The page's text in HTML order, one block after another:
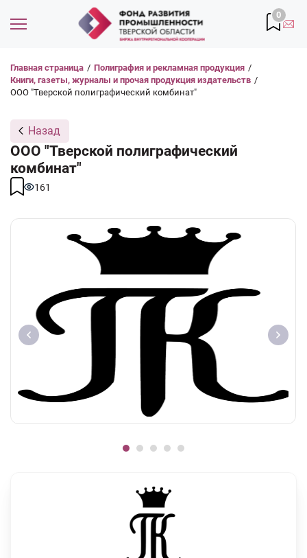
0
Главная страница / Полиграфия и рекламная продукция /
Книги, газеты, журналы и прочая продукция издательств /
ООО "Тверской полиграфический комбинат"
Назад
161
ООО "Тверской полиграфический
комбинат"